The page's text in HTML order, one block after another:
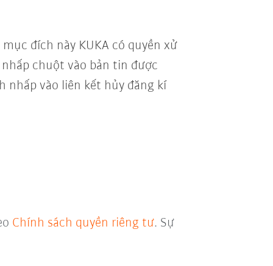
đích này KUKA có quyền xử
chuột vào bản tin được
nhấp vào liên kết hủy đăng kí
Chính sách quyền riêng tư. Sự